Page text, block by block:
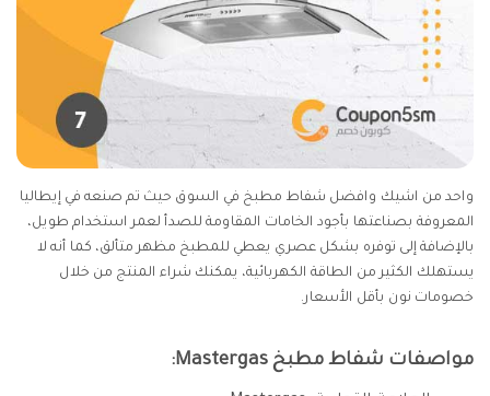
واحد من اشيك وافضل شفاط مطبخ في السوق حيث تم صنعه في إيطاليا
المعروفة بصناعتها بأجود الخامات المقاومة للصدأ لعمر استخدام طويل،
بالإضافة إلى توفره بشكل عصري يعطي للمطبخ مظهر متألق، كما أنه لا
يستهلك الكثير من الطاقة الكهربائية، يمكنك شراء المنتج من خلال
خصومات نون بأقل الأسعار.
مواصفات شفاط مطبخ Mastergas: